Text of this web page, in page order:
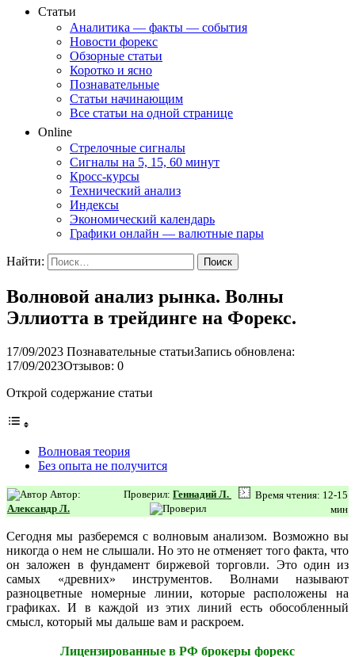
Статьи
Аналитика — факты — события
Новости форекс
Обзорные статьи
Коротко и ясно
Познавательные
Статьи начинающим
Все статьи на одной странице
Online
Стрелочные сигналы
Сигналы на 5, 15, 60 минут
Кросс-курсы
Технический анализ
Индексы
Экономический календарь
Графики онлайн — валютные пары
Найти:
Волновой анализ рынка. Волны
Эллиотта в трейдинге на Форекс.
17/09/2023 Познавательные статьиЗапись обновлена:
17/09/2023Отзывов: 0
Открой содержание статьи
Волновая теория
Без опыта не получится
Автор:
Александр Л.
Проверил: Геннадий Л.
Время чтения: 12-15
мин
Сегодня мы разберемся с волновым анализом. Возможно вы
никогда о нем не слышали. Но это не отменяет того факта, что
он заложен в фундамент биржевой торговли. Это один из
самых «древних» инструментов. Волнами называют
разноцветные номерные линии, которые расположены на
графиках. И в каждой из этих линий есть обособленный
смысл, который мы дальше вам и раскроем.
Лицензированные в РФ брокеры форекс